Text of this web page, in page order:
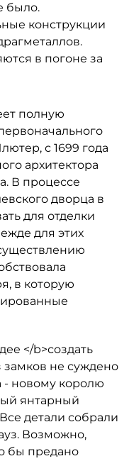
было.
конструкции
в погоне за
полную
с 1699 года
архитектора
В процессе
дворца в
для отделки
для этих
в которую
</b>создать
не суждено
- новому королю
янтарный
детали собрали
Возможно,
бы предано